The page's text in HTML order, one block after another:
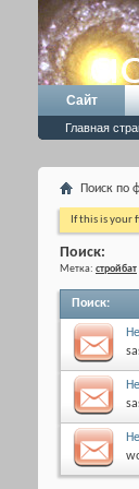
Сайт
Главная
Поиск по
If this is your
Поиск:
Метка: стройбат
Поиск: